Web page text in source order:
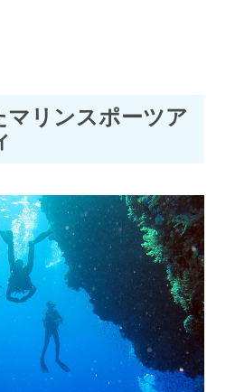
リンスポーツア